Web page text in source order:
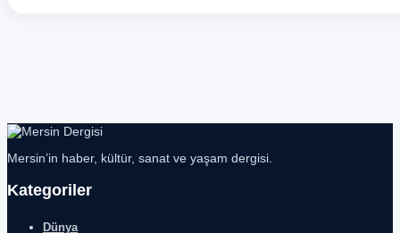
Mersin’in haber, kültür, sanat ve yaşam dergisi.
Kategoriler
Dünya